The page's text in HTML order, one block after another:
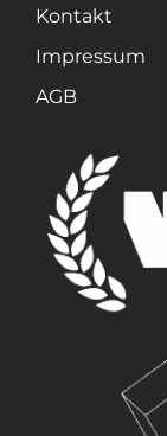
Kontakt
Impressum
AGB